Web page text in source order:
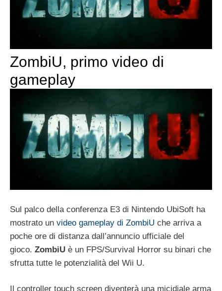
ZombiU, primo video di
gameplay
Sul palco della conferenza E3 di Nintendo UbiSoft ha
mostrato un video gameplay di ZombiU che arriva a
poche ore di distanza dall’annuncio ufficiale del
gioco. ZombiU è un FPS/Survival Horror su binari che
sfrutta tutte le potenzialità del Wii U.
Il controller touch screen diventerà una micidiale arma